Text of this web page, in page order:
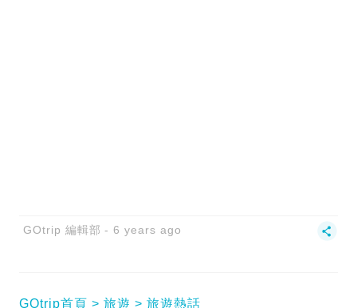
GOtrip 編輯部 6 years ago
GOtrip首頁 旅遊 旅遊熱話